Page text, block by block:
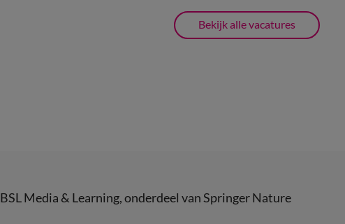
Bekijk alle vacatures
BSL Media & Learning, onderdeel vanSpringer Nature